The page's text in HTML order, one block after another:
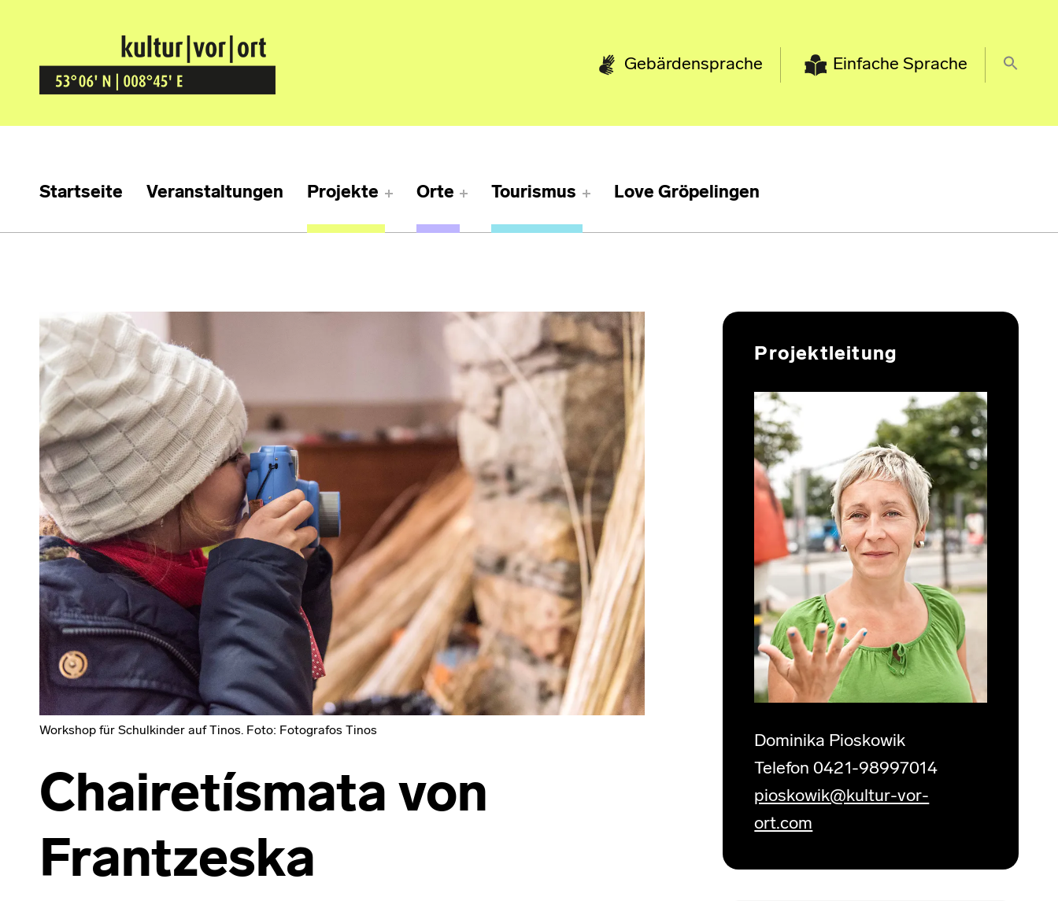
Kultur Vor Ort
BREMEN GRÖPELINGEN Gebärdensprache Einfache Sprache
Startseite Veranstaltungen Projekte Orte Tourismus Love Gröpelingen
Workshop für Schulkinder auf Tinos. Foto: Fotografos Tinos
Chairetísmata von
Frantzeska
Projektleitung
Dominika Pioskowik
Telefon 0421-98997014
pioskowik@kultur-vor-
ort.com